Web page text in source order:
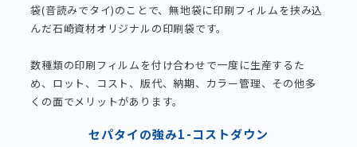
袋(音読みでタイ)のことで、無地袋に印刷フィルムを挟み込
んだ石崎資材オリジナルの印刷袋です。
数種類の印刷フィルムを付け合わせで一度に生産するた
め、ロット、コスト、版代、納期、カラー管理、その他多
くの面でメリットがあります。
セパタイの強み1-コストダウン